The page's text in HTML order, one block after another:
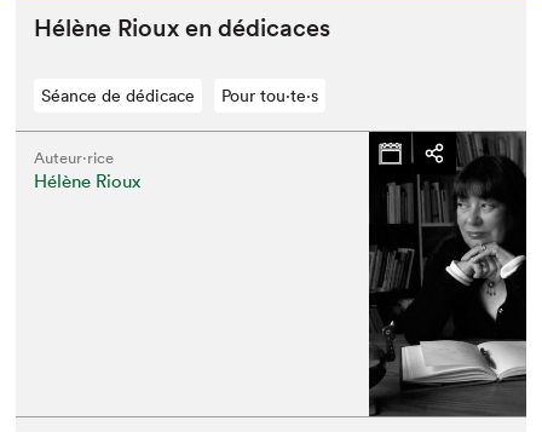
Hélène Rioux en dédicaces
Séance de dédicace Pour tou⋅te⋅s
Auteur·rice
Hélène Rioux